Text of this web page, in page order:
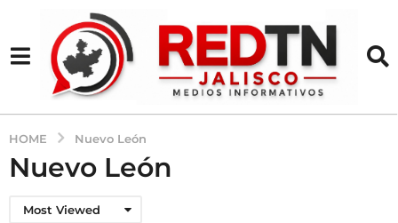
HOME Nuevo León
Nuevo León
Most Viewed